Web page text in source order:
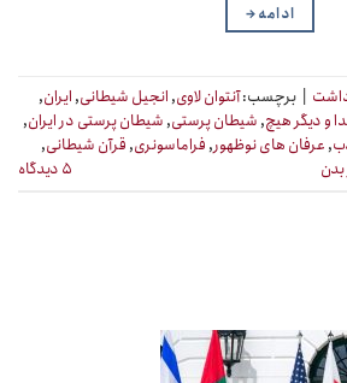
ادامه→
| برچسب:آنتوان لاوی, انجیل شیطانی, ایران,
و دیگر هیچ, شیطان پرستی, شیطان پرستی در ایران,
, عرفان های نوظهور, فراماسونری, قرآن شیطانی,
۵ دیدگاه